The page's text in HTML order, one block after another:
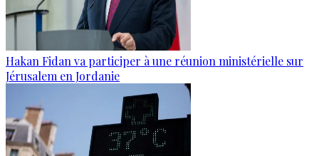
Hakan Fidan va participer à une réunion ministérielle sur
Jérusalem en Jordanie